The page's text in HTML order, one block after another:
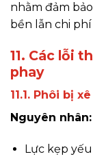
nhằm đảm
bền lẫn chi
11. Các lỗi
phay
11.1. Phôi bị
Nguyên nhân:
Lực kẹp yếu